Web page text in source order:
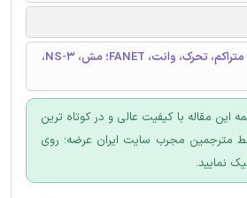
چند جهشی، تک کاره، ضد متراکم، تحرک، وانت، FANET؛ مش، NS-3،
این مقاله با کیفیت عالی و در کوتاه ترین
مترجمین مجرب سایت ایران عرضه؛ روی
نمایید.